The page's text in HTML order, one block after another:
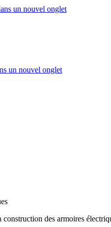
un nouvel onglet
un nouvel onglet
des armoires